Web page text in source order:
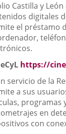
Castilla y
digitales
el préstamo
https://
servicio de la
a sus
programas
en
con